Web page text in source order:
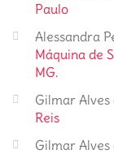
Paulo
Alessandra
Máquina de
MG.
Gilmar
Reis
Gilmar